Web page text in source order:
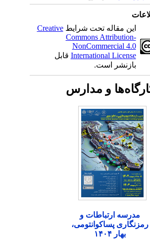
این مقاله تحت شرایطCreative
Commons Attribution-
NonCommercial 4.0
International Licenseقابل
بازنشر است.
و مدارس
مدرسه ارتباطات و
رمزنگاری پساکوانتومی،
بهار ۱۴۰۴